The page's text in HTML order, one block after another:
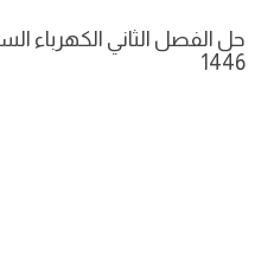
1446